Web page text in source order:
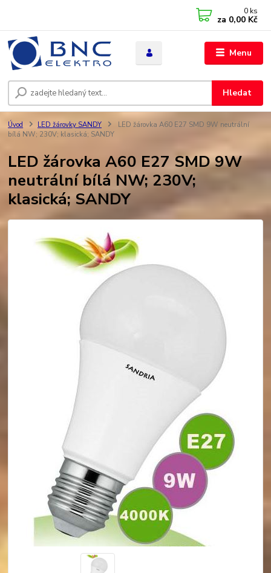
Menu
Hledat
0 ks
za 0,00 Kč
Úvod LED žárovky SANDY
LED žárovka A60 E27 SMD 9W neutrální
bílá NW; 230V; klasická; SANDY
LED žárovka A60 E27 SMD 9W
neutrální bílá NW; 230V;
klasická; SANDY